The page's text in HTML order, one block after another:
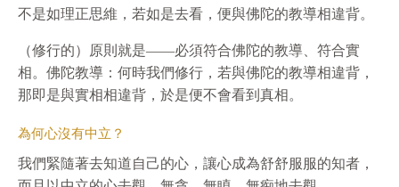
不是如理正思維，若如是去看，便與佛陀的教導相違背。
（修行的）原則就是——必須符合佛陀的教導、符合實
相。佛陀教導：何時我們修行，若與佛陀的教導相違背，
那即是與實相相違背，於是便不會看到真相。
為何心沒有中立？
我們緊隨著去知道自己的心，讓心成為舒舒服服的知者，